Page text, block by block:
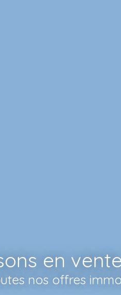
en vente
nos offres